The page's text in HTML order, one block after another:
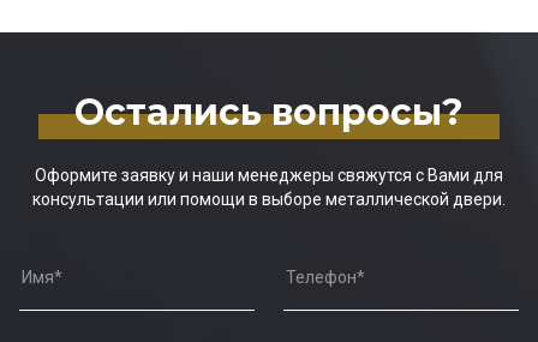
Остались вопросы?
Оформите заявку и наши менеджеры свяжутся с Вами для
консультации или помощи в выборе металлической двери.